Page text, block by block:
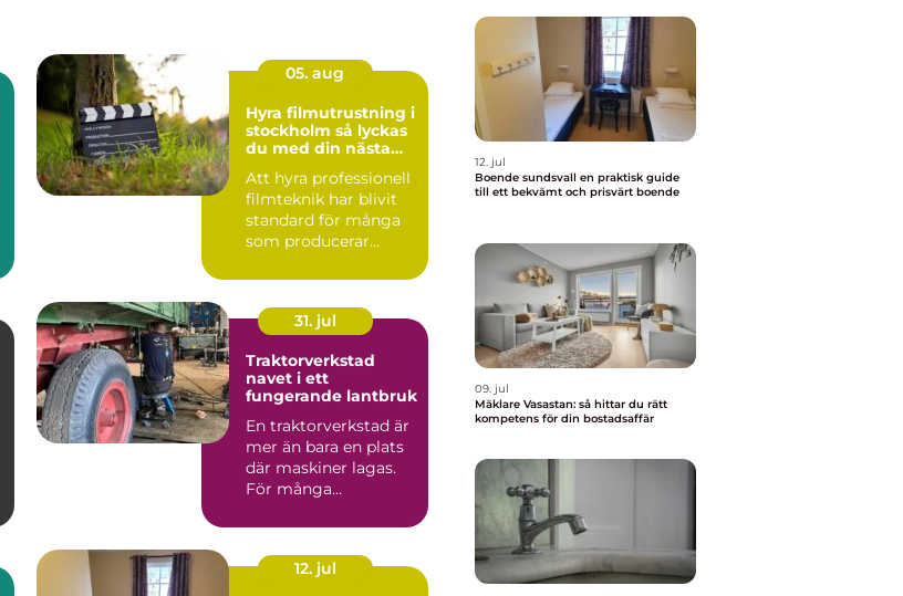
05. aug
Hyra filmutrustning i
stockholm så lyckas
du med din nästa
Att hyra professionell
filmteknik har blivit
standard för många
som producerar
webbvideo...
31. jul
Traktorverkstad
navet i ett
fungerande lantbruk
En traktorverkstad är
mer än bara en plats
där maskiner lagas.
För många
hjärtat ...
12. jul
12. jul
Boende sundsvall en praktisk guide
till ett bekvämt och prisvärt boende
09. jul
Mäklare Vasastan: så hittar du rätt
kompetens för din bostadsaffär